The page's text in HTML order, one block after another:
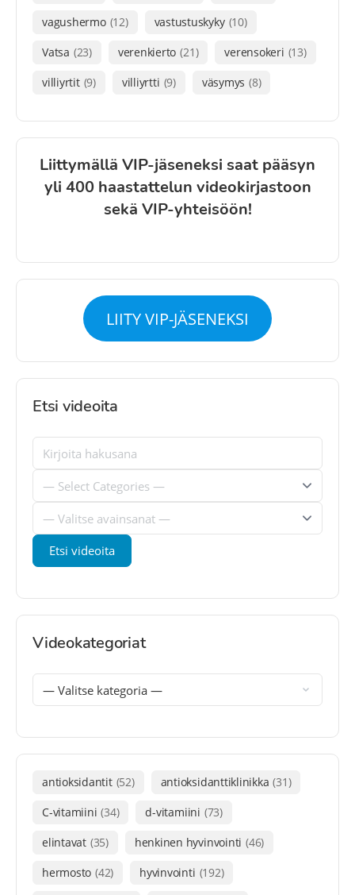
vagushermo (12) vastustuskyky (10)
Vatsa (23) verenkierto (21) verensokeri (13)
villiyrtit (9) villiyrtti (9) väsymys (8)
Liittymällä VIP-jäseneksi saat pääsyn
yli 400 haastattelun videokirjastoon
sekä VIP-yhteisöön!
LIITY VIP-JÄSENEKSI
Etsi videoita
Videokategoriat
antioksidantit (52) antioksidanttiklinikka (31)
C-vitamiini (34) d-vitamiini (73)
elintavat (35) henkinen hyvinvointi (46)
hermosto (42) hyvinvointi (192)